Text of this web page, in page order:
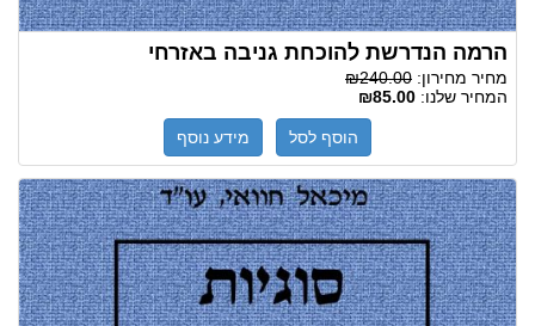
הרמה הנדרשת להוכחת גניבה באזרחי
מחיר מחירון: ₪240.00
המחיר שלנו: ₪85.00
הוסף לסל מידע נוסף